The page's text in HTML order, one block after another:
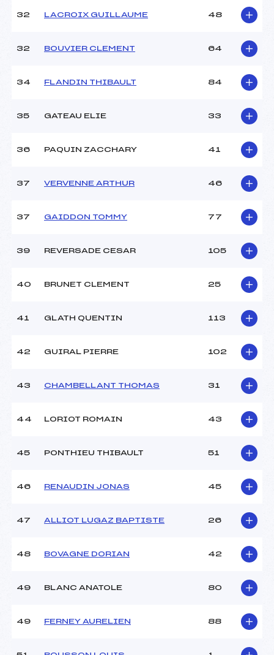
32 LACROIX GUILLAUME 48
32 BOUVIER CLEMENT 64
34 FLANDIN THIBAULT 84
35 GATEAU ELIE 33
36 PAQUIN ZACCHARY 41
37 VERVENNE ARTHUR 46
37 GAIDDON TOMMY 77
39 REVERSADE CESAR 105
40 BRUNET CLEMENT 25
41 GLATH QUENTIN 113
42 GUIRAL PIERRE 102
43 CHAMBELLANT THOMAS 31
44 LORIOT ROMAIN 43
45 PONTHIEU THIBAULT 51
46 RENAUDIN JONAS 45
47 ALLIOT LUGAZ BAPTISTE 26
48 BOVAGNE DORIAN 42
49 BLANC ANATOLE 80
49 FERNEY AURELIEN 88